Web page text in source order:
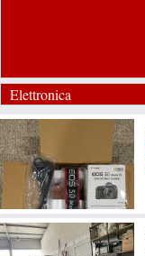
Elettronica